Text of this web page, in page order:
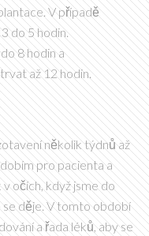
V případě
do 5 hodin.
8 hodin a
až 12 hodin.
několik týdnů až
pro pacienta a
očích, když jsme do
se děje. V tomto období
a řada léků, aby se